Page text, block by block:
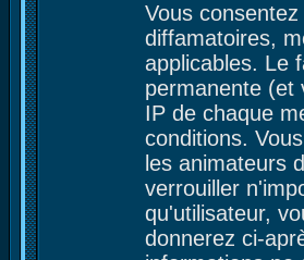
Vous
diffamatoires,
applicables. Le
permanente (et
IP de chaque
conditions.
les animateurs
verrouiller
qu'utilisateur,
donnerez ci-